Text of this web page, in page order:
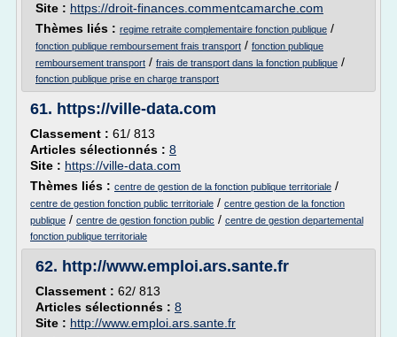
Site : https://droit-finances.commentcamarche.com
Thèmes liés : regime retraite complementaire fonction publique /
fonction publique remboursement frais transport / fonction publique
remboursement transport / frais de transport dans la fonction publique /
fonction publique prise en charge transport
61. https://ville-data.com
Classement : 61/ 813
Articles sélectionnés : 8
Site : https://ville-data.com
Thèmes liés : centre de gestion de la fonction publique territoriale /
centre de gestion fonction public territoriale / centre gestion de la fonction
publique / centre de gestion fonction public / centre de gestion departemental
fonction publique territoriale
62. http://www.emploi.ars.sante.fr
Classement : 62/ 813
Articles sélectionnés : 8
Site : http://www.emploi.ars.sante.fr